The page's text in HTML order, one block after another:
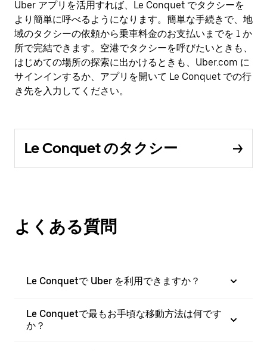
Uber アプリを活用すれば、Le Conquet でタクシーを
より簡単に呼べるようになります。簡単な手続きで、地
域のタクシーの依頼から乗車料金のお支払いまでを 1 か
所で完結できます。空港でタクシーを呼びたいときも、
はじめての場所の探索に出かけるときも、Uber.com に
サインインするか、アプリを開いて Le Conquet での行
き先を入力してください。
Le Conquet のタクシー
よくある質問
Le Conquetで Uber を利用できますか？
Le Conquetで最もお手頃な移動方法は何です
か？